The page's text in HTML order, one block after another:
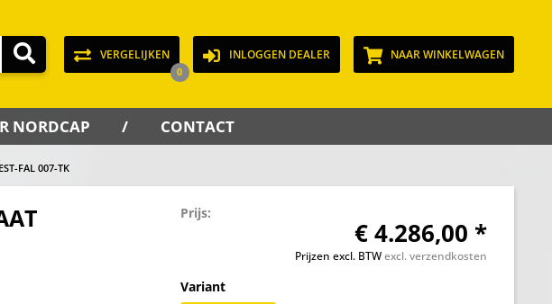
VERGELIJKEN
0
INLOGGEN DEALER NAAR WINKELWAGEN
NORDCAP CONTACT
FAL 007-TK
Prijs:
€ 4.286,00 *
Prijzen excl. BTWexcl. verzendkosten
Variant